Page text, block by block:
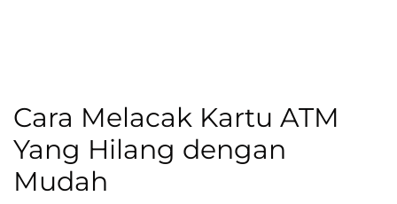
Cara Melacak Kartu ATM
Yang Hilang dengan
Mudah